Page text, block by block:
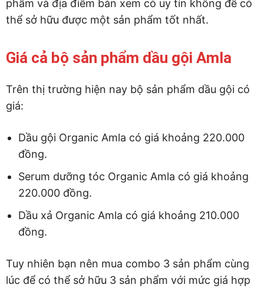
phẩm và địa điểm bán xem có uy tín không để có
thể sở hữu được một sản phẩm tốt nhất.
Giá cả bộ sản phẩm dầu gội Amla
Trên thị trường hiện nay bộ sản phẩm dầu gội có
giá:
Dầu gội Organic Amla có giá khoảng 220.000
đồng.
Serum dưỡng tóc Organic Amla có giá khoảng
220.000 đồng.
Dầu xả Organic Amla có giá khoảng 210.000
đồng.
Tuy nhiên bạn nên mua combo 3 sản phẩm cùng
lúc để có thể sở hữu 3 sản phẩm với mức giá hợp